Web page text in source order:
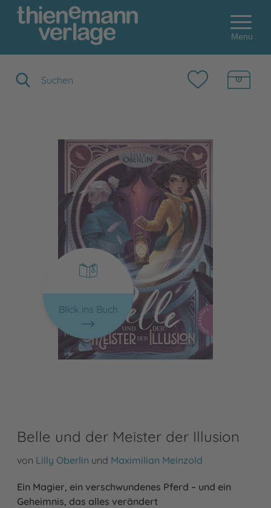
Menu
Blick ins Buch
Belle und der Meister der Illusion
von Lilly Oberlin und Maximilian Meinzold
Ein Magier, ein verschwundenes Pferd – und ein
Geheimnis, das alles verändert